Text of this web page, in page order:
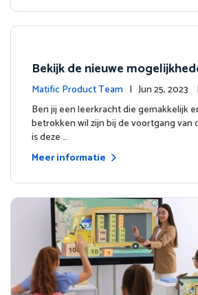
Bekijk de nieuwe
dashboard
Matific Product Team | Jun 25, 2023 |
s
Ben jij een leerkracht die gemakkelijk
betrokken wil zijn bij de voortgang van
is deze …
Meer informatie